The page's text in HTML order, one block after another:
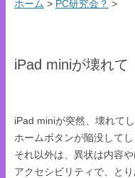
ホーム > PC研究会？ >
iPad miniが壊れ
iPad miniが突然、壊れてし
ホームボタンが陥没して
それ以外は、異状は内容や
アクセシビリティで、と